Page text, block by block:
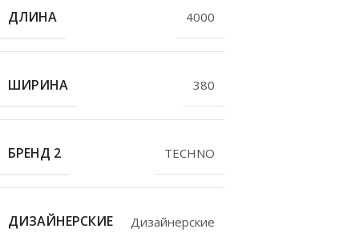
ДЛИНА 4000
ШИРИНА 380
БРЕНД 2 TECHNO
ДИЗАЙНЕРСКИЕ
Дизайнерские